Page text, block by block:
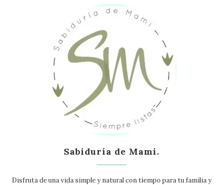
Sabiduría de Mami.
Disfruta de una vida simple y natural con tiempo para tu familia y